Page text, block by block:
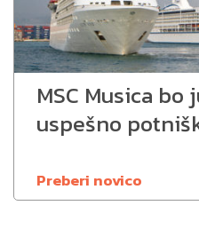
MSC Musica
uspešno
Preberi novico